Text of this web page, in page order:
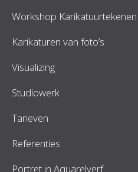
Workshop Karikatuurtekenen
Karikaturen van foto’s
Visualizing
Studiowerk
Tarieven
Referenties
Portret in Aquarelverf